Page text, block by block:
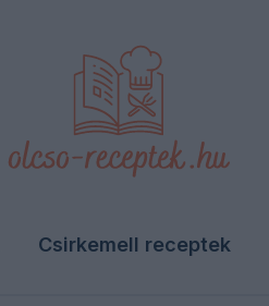
Csirkemell receptek